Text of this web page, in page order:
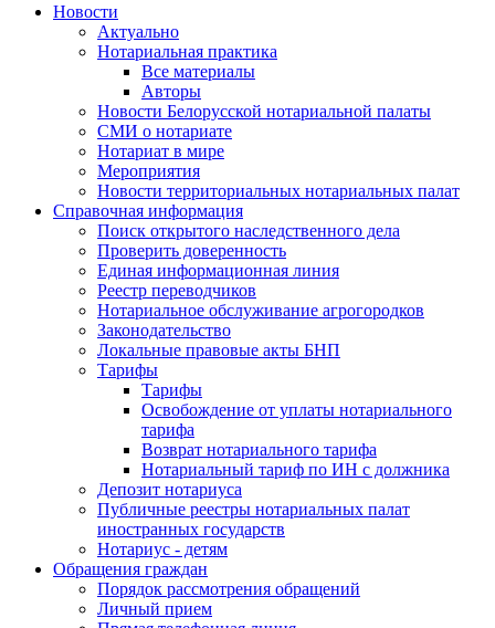
Новости
Актуально
Нотариальная практика
Все материалы
Авторы
Новости Белорусской нотариальной палаты
СМИ о нотариате
Нотариат в мире
Мероприятия
Новости территориальных нотариальных палат
Справочная информация
Поиск открытого наследственного дела
Проверить доверенность
Единая информационная линия
Реестр переводчиков
Нотариальное обслуживание агрогородков
Законодательство
Локальные правовые акты БНП
Тарифы
Тарифы
Освобождение от уплаты нотариального
тарифа
Возврат нотариального тарифа
Нотариальный тариф по ИН с должника
Депозит нотариуса
Публичные реестры нотариальных палат
иностранных государств
Нотариус - детям
Обращения граждан
Порядок рассмотрения обращений
Личный прием